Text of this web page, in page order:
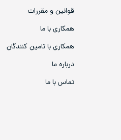
قوانین و مقررات
همکاری با ما
همکاری با تامین کنندگان
درباره ما
تماس با ما